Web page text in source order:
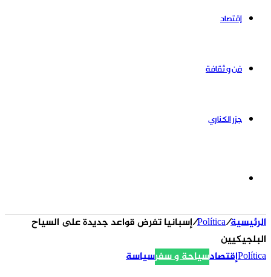
إقتصاد
فن و ثقافة
جزر الكناري
المظلمالرئيسية/
Política
/إسبانيا تفرض قواعد جديدة على السياح
البلجيكيين
Políticaإقتصادسياحة و سفرسياسة